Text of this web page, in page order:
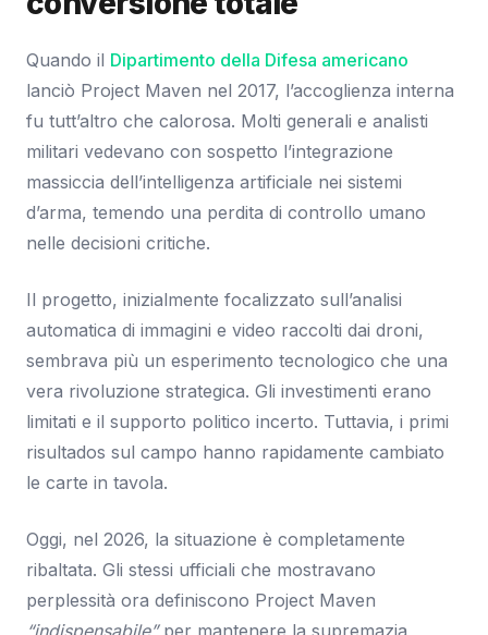
Quando il Dipartimento della Difesa americano
lanciò Project Maven nel 2017, l’accoglienza interna
fu tutt’altro che calorosa. Molti generali e analisti
militari vedevano con sospetto l’integrazione
massiccia dell’intelligenza artificiale nei sistemi
d’arma, temendo una perdita di controllo umano
nelle decisioni critiche.
Il progetto, inizialmente focalizzato sull’analisi
automatica di immagini e video raccolti dai droni,
sembrava più un esperimento tecnologico che una
vera rivoluzione strategica. Gli investimenti erano
limitati e il supporto politico incerto. Tuttavia, i primi
risultados sul campo hanno rapidamente cambiato
le carte in tavola.
Oggi, nel 2026, la situazione è completamente
ribaltata. Gli stessi ufficiali che mostravano
perplessità ora definiscono Project Maven
“indispensabile”per mantenere la supremazia